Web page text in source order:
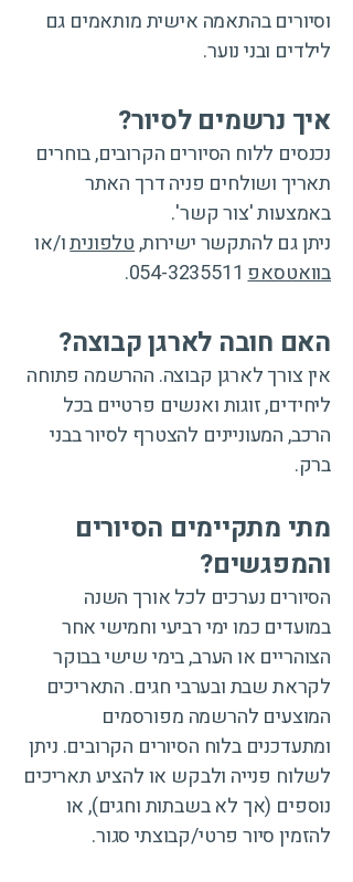
וסיורים בהתאמה אישית מותאמים גם
לילדים ובני נוער.
איך נרשמים לסיור?
נכנסים ללוח הסיורים הקרובים, בוחרים
תאריך ושולחים פניה דרך האתר
באמצעות 'צור קשר'.
ניתן גם להתקשר ישירות,טלפוניתו/או
בוואטסאפ 054-3235511
.
האם חובה לארגן קבוצה?
אין צורך לארגן קבוצה. ההרשמה פתוחה
ליחידים, זוגות ואנשים פרטיים בכל
הרכב, המעוניינים להצטרף לסיור בבני
ברק.
מתי מתקיימים הסיורים
והמפגשים?
הסיורים נערכים לכל אורך השנה
במועדים כמו ימי רביעי וחמישי אחר
הצוהריים או הערב, בימי שישי בבוקר
לקראת שבת ובערבי חגים. התאריכים
המוצעים להרשמה מפורסמים
ומתעדכנים בלוח הסיורים הקרובים. ניתן
לשלוח פנייה ולבקש או להציע תאריכים
נוספים (אך לא בשבתות וחגים), או
להזמין סיור פרטי/קבוצתי סגור.